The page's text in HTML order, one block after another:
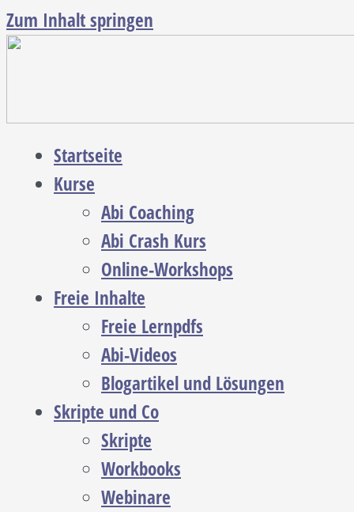
Zum Inhalt springen
Startseite
Kurse
Abi Coaching
Abi Crash Kurs
Online-Workshops
Freie Inhalte
Freie Lernpdfs
Abi-Videos
Blogartikel und Lösungen
Skripte und Co
Skripte
Workbooks
Webinare